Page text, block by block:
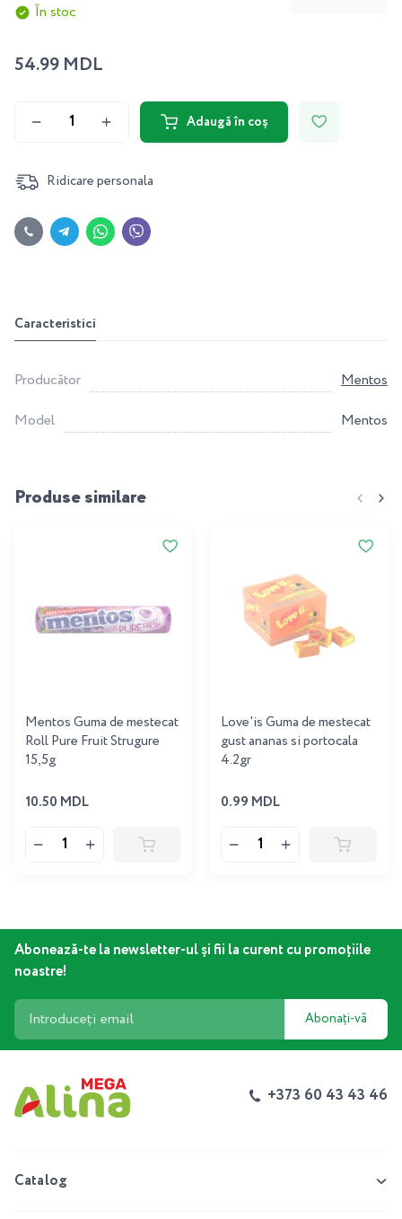
În stoc
54.99 MDL
Adaugă în coș
Ridicare personala
Caracteristici
Producător
Mentos
Model
Mentos
Produse similare
Mentos Guma de mestecat
Roll Pure Fruit Strugure
15,5g
10.50 MDL
Love'is Guma de mestecat
gust ananas si portocala
4.2gr
0.99 MDL
Abonează-te la newsletter-ul și fii la curent cu promoțiile
noastre!
Abonați-vă
+373 60 43 43 46
Catalog